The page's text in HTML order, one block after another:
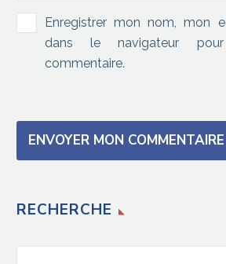
Enregistrer mon nom, mon
dans le navigateur
commentaire.
ENVOYER MON COMMENTAIRE
RECHERCHE